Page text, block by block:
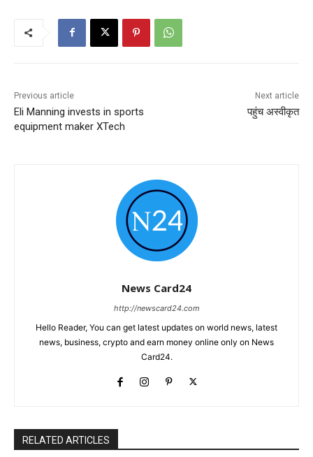
Previous article
Eli Manning invests in sports
equipment maker XTech
Next article
पहुंच अस्वीकृत
News Card24
http://newscard24.com
Hello Reader, You can get latest updates on world news, latest
news, business, crypto and earn money online only on News
Card24.
RELATED ARTICLES